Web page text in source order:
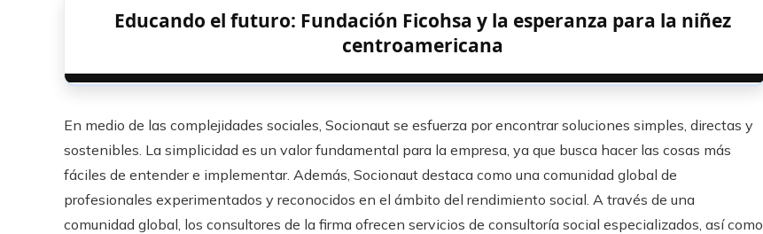
Educando el futuro: Fundación Ficohsa y la esperanza para la niñez
centroamericana
En medio de las complejidades sociales, Socionaut se esfuerza por encontrar soluciones simples, directas y
sostenibles. La simplicidad es un valor fundamental para la empresa, ya que busca hacer las cosas más
fáciles de entender e implementar. Además, Socionaut destaca como una comunidad global de
profesionales experimentados y reconocidos en el ámbito del rendimiento social. A través de una
comunidad global, los consultores de la firma ofrecen servicios de consultoría social especializados, así como